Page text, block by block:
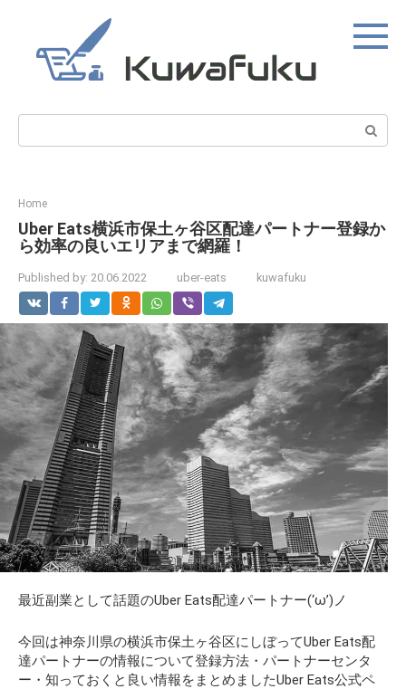
content
Search:
Home
Uber Eats横浜市保土ヶ谷区配達パートナー登録か
ら効率の良いエリアまで網羅！
Published by: 20.06.2022 uber-eats kuwafuku
最近副業として話題のUber Eats配達パートナー(‘ω’)ノ
今回は神奈川県の横浜市保土ヶ谷区にしぼってUber Eats配
達パートナーの情報について登録方法・パートナーセンタ
ー・知っておくと良い情報をまとめましたUber Eats公式ペ